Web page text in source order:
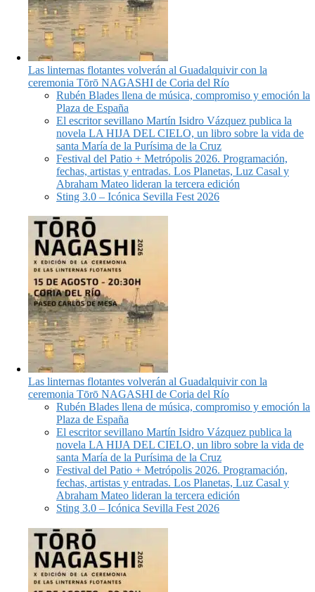
Las linternas flotantes volverán al Guadalquivir con la
ceremonia Tōrō NAGASHI de Coria del Río
Rubén Blades llena de música, compromiso y emoción la
Plaza de España
El escritor sevillano Martín Isidro Vázquez publica la
novela LA HIJA DEL CIELO, un libro sobre la vida de
santa María de la Purísima de la Cruz
Festival del Patio + Metrópolis 2026. Programación,
fechas, artistas y entradas. Los Planetas, Luz Casal y
Abraham Mateo lideran la tercera edición
Sting 3.0 – Icónica Sevilla Fest 2026
Las linternas flotantes volverán al Guadalquivir con la
ceremonia Tōrō NAGASHI de Coria del Río
Rubén Blades llena de música, compromiso y emoción la
Plaza de España
El escritor sevillano Martín Isidro Vázquez publica la
novela LA HIJA DEL CIELO, un libro sobre la vida de
santa María de la Purísima de la Cruz
Festival del Patio + Metrópolis 2026. Programación,
fechas, artistas y entradas. Los Planetas, Luz Casal y
Abraham Mateo lideran la tercera edición
Sting 3.0 – Icónica Sevilla Fest 2026